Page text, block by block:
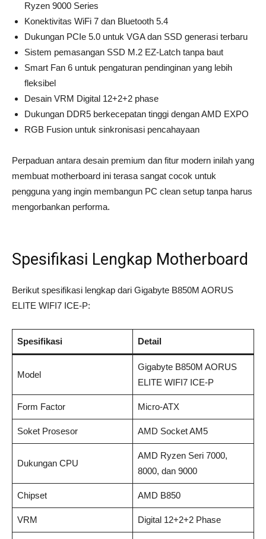
Ryzen 9000 Series
Konektivitas WiFi 7 dan Bluetooth 5.4
Dukungan PCIe 5.0 untuk VGA dan SSD generasi terbaru
Sistem pemasangan SSD M.2 EZ-Latch tanpa baut
Smart Fan 6 untuk pengaturan pendinginan yang lebih
fleksibel
Desain VRM Digital 12+2+2 phase
Dukungan DDR5 berkecepatan tinggi dengan AMD EXPO
RGB Fusion untuk sinkronisasi pencahayaan
Perpaduan antara desain premium dan fitur modern inilah yang
membuat motherboard ini terasa sangat cocok untuk
pengguna yang ingin membangun PC clean setup tanpa harus
mengorbankan performa.
Spesifikasi Lengkap Motherboard
Berikut spesifikasi lengkap dari Gigabyte B850M AORUS
ELITE WIFI7 ICE-P:
Spesifikasi Detail
Model
Gigabyte B850M AORUS
ELITE WIFI7 ICE-P
Form Factor Micro-ATX
Soket Prosesor AMD Socket AM5
Dukungan CPU
AMD Ryzen Seri 7000,
8000, dan 9000
Chipset AMD B850
VRM Digital 12+2+2 Phase